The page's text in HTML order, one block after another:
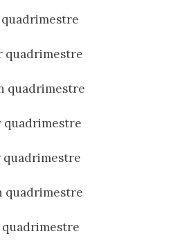
quadrimestre
quadrimestre
quadrimestre
quadrimestre
quadrimestre
quadrimestre
quadrimestre